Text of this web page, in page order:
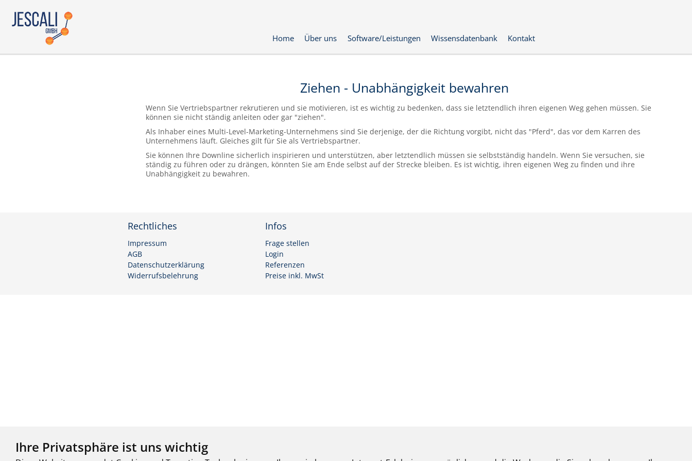
Ihre Privatsphäre ist uns wichtig
Home Über uns Software/Leistungen Wissensdatenbank Kontakt
Ziehen - Unabhängigkeit bewahren
Wenn Sie Vertriebspartner rekrutieren und sie motivieren, ist es wichtig zu bedenken, dass sie letztendlich ihren eigenen Weg gehen müssen. Sie
können sie nicht ständig anleiten oder gar "ziehen".
Als Inhaber eines Multi-Level-Marketing-Unternehmens sind Sie derjenige, der die Richtung vorgibt, nicht das "Pferd", das vor dem Karren des
Unternehmens läuft. Gleiches gilt für Sie als Vertriebspartner.
Sie können Ihre Downline sicherlich inspirieren und unterstützen, aber letztendlich müssen sie selbstständig handeln. Wenn Sie versuchen, sie
ständig zu führen oder zu drängen, könnten Sie am Ende selbst auf der Strecke bleiben. Es ist wichtig, ihren eigenen Weg zu finden und ihre
Unabhängigkeit zu bewahren.
Rechtliches
Impressum
AGB
Datenschutzerklärung
Widerrufsbelehrung
Infos
Frage stellen
Login
Referenzen
Preise inkl. MwSt